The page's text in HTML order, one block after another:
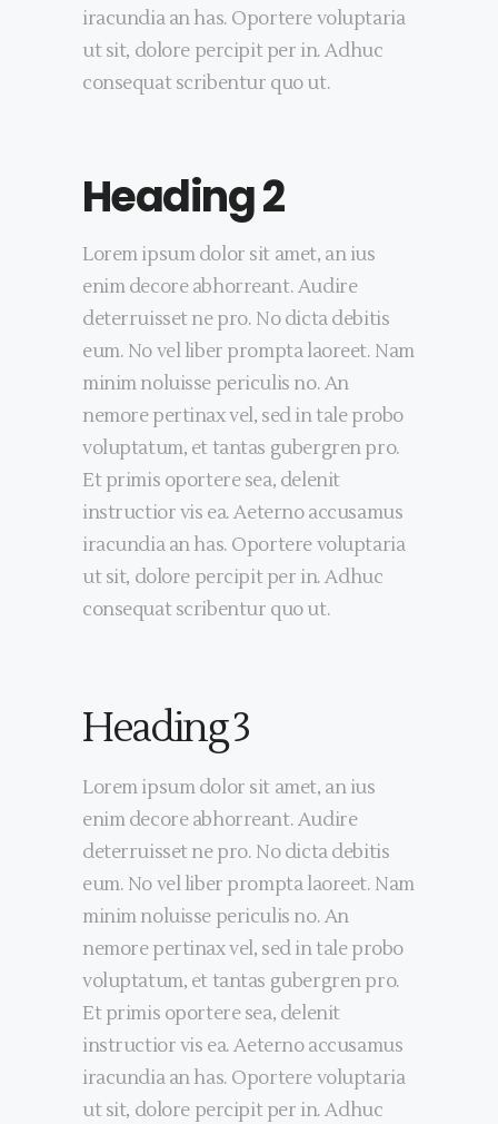
iracundia an has. Oportere voluptaria
ut sit, dolore percipit per in. Adhuc
consequat scribentur quo ut.
Heading 2
Lorem ipsum dolor sit amet, an ius
enim decore abhorreant. Audire
deterruisset ne pro. No dicta debitis
eum. No vel liber prompta laoreet. Nam
minim noluisse periculis no. An
nemore pertinax vel, sed in tale probo
voluptatum, et tantas gubergren pro.
Et primis oportere sea, delenit
instructior vis ea. Aeterno accusamus
iracundia an has. Oportere voluptaria
ut sit, dolore percipit per in. Adhuc
consequat scribentur quo ut.
Heading 3
Lorem ipsum dolor sit amet, an ius
enim decore abhorreant. Audire
deterruisset ne pro. No dicta debitis
eum. No vel liber prompta laoreet. Nam
minim noluisse periculis no. An
nemore pertinax vel, sed in tale probo
voluptatum, et tantas gubergren pro.
Et primis oportere sea, delenit
instructior vis ea. Aeterno accusamus
iracundia an has. Oportere voluptaria
ut sit, dolore percipit per in. Adhuc